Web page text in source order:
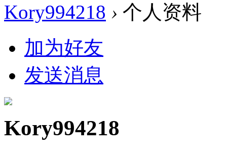
Kory994218 › 个人资料
加为好友
发送消息
Kory994218